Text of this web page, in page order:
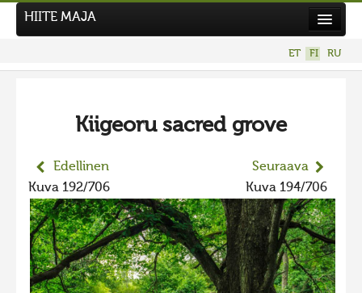
Hiite kuvavõistlus 2026
Hiisien kuvakilpailu 2025
2025 kuvakilpailu lisä
Liikuvad kuvad 2025
Hiisien kuvakilpailu 2024
HIITE MAJA
ET FI RU
Kiigeoru sacred grove
Edellinen
Kuva 192/706
Seuraava
Kuva 194/706